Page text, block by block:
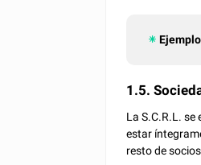
1.5.
La S.C.R.L.
estar
resto de